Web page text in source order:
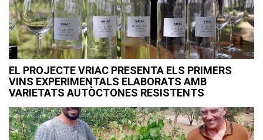
EL PROJECTE VRIAC PRESENTA ELS PRIMERS
VINS EXPERIMENTALS ELABORATS AMB
VARIETATS AUTÒCTONES RESISTENTS